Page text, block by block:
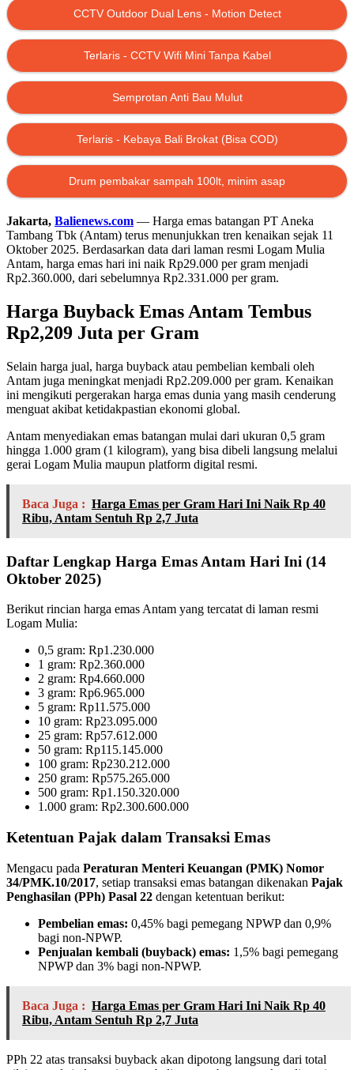
CCTV Outdoor Dual Lens - Motion Detect
Terlaris - CCTV Wifi Mini Tanpa Kabel
Semprotan Anti Bau Mulut
Terlaris - Kebaya Bali Brokat (Bisa COD)
Drum pembakar sampah 100lt, minim asap
Jakarta, Balienews.com — Harga emas batangan PT Aneka
Tambang Tbk (Antam) terus menunjukkan tren kenaikan sejak 11
Oktober 2025. Berdasarkan data dari laman resmi Logam Mulia
Antam, harga emas hari ini naik Rp29.000 per gram menjadi
Rp2.360.000, dari sebelumnya Rp2.331.000 per gram.
Harga Buyback Emas Antam Tembus
Rp2,209 Juta per Gram
Selain harga jual, harga buyback atau pembelian kembali oleh
Antam juga meningkat menjadi Rp2.209.000 per gram. Kenaikan
ini mengikuti pergerakan harga emas dunia yang masih cenderung
menguat akibat ketidakpastian ekonomi global.
Antam menyediakan emas batangan mulai dari ukuran 0,5 gram
hingga 1.000 gram (1 kilogram), yang bisa dibeli langsung melalui
gerai Logam Mulia maupun platform digital resmi.
Baca Juga : Harga Emas per Gram Hari Ini Naik Rp 40
Ribu, Antam Sentuh Rp 2,7 Juta
Daftar Lengkap Harga Emas Antam Hari Ini (14
Oktober 2025)
Berikut rincian harga emas Antam yang tercatat di laman resmi
Logam Mulia:
0,5 gram: Rp1.230.000
1 gram: Rp2.360.000
2 gram: Rp4.660.000
3 gram: Rp6.965.000
5 gram: Rp11.575.000
10 gram: Rp23.095.000
25 gram: Rp57.612.000
50 gram: Rp115.145.000
100 gram: Rp230.212.000
250 gram: Rp575.265.000
500 gram: Rp1.150.320.000
1.000 gram: Rp2.300.600.000
Ketentuan Pajak dalam Transaksi Emas
Mengacu pada Peraturan Menteri Keuangan (PMK) Nomor
34/PMK.10/2017, setiap transaksi emas batangan dikenakan Pajak
Penghasilan (PPh) Pasal 22 dengan ketentuan berikut:
Pembelian emas: 0,45% bagi pemegang NPWP dan 0,9%
bagi non-NPWP.
Penjualan kembali (buyback) emas: 1,5% bagi pemegang
NPWP dan 3% bagi non-NPWP.
Baca Juga : Harga Emas per Gram Hari Ini Naik Rp 40
Ribu, Antam Sentuh Rp 2,7 Juta
PPh 22 atas transaksi buyback akan dipotong langsung dari total